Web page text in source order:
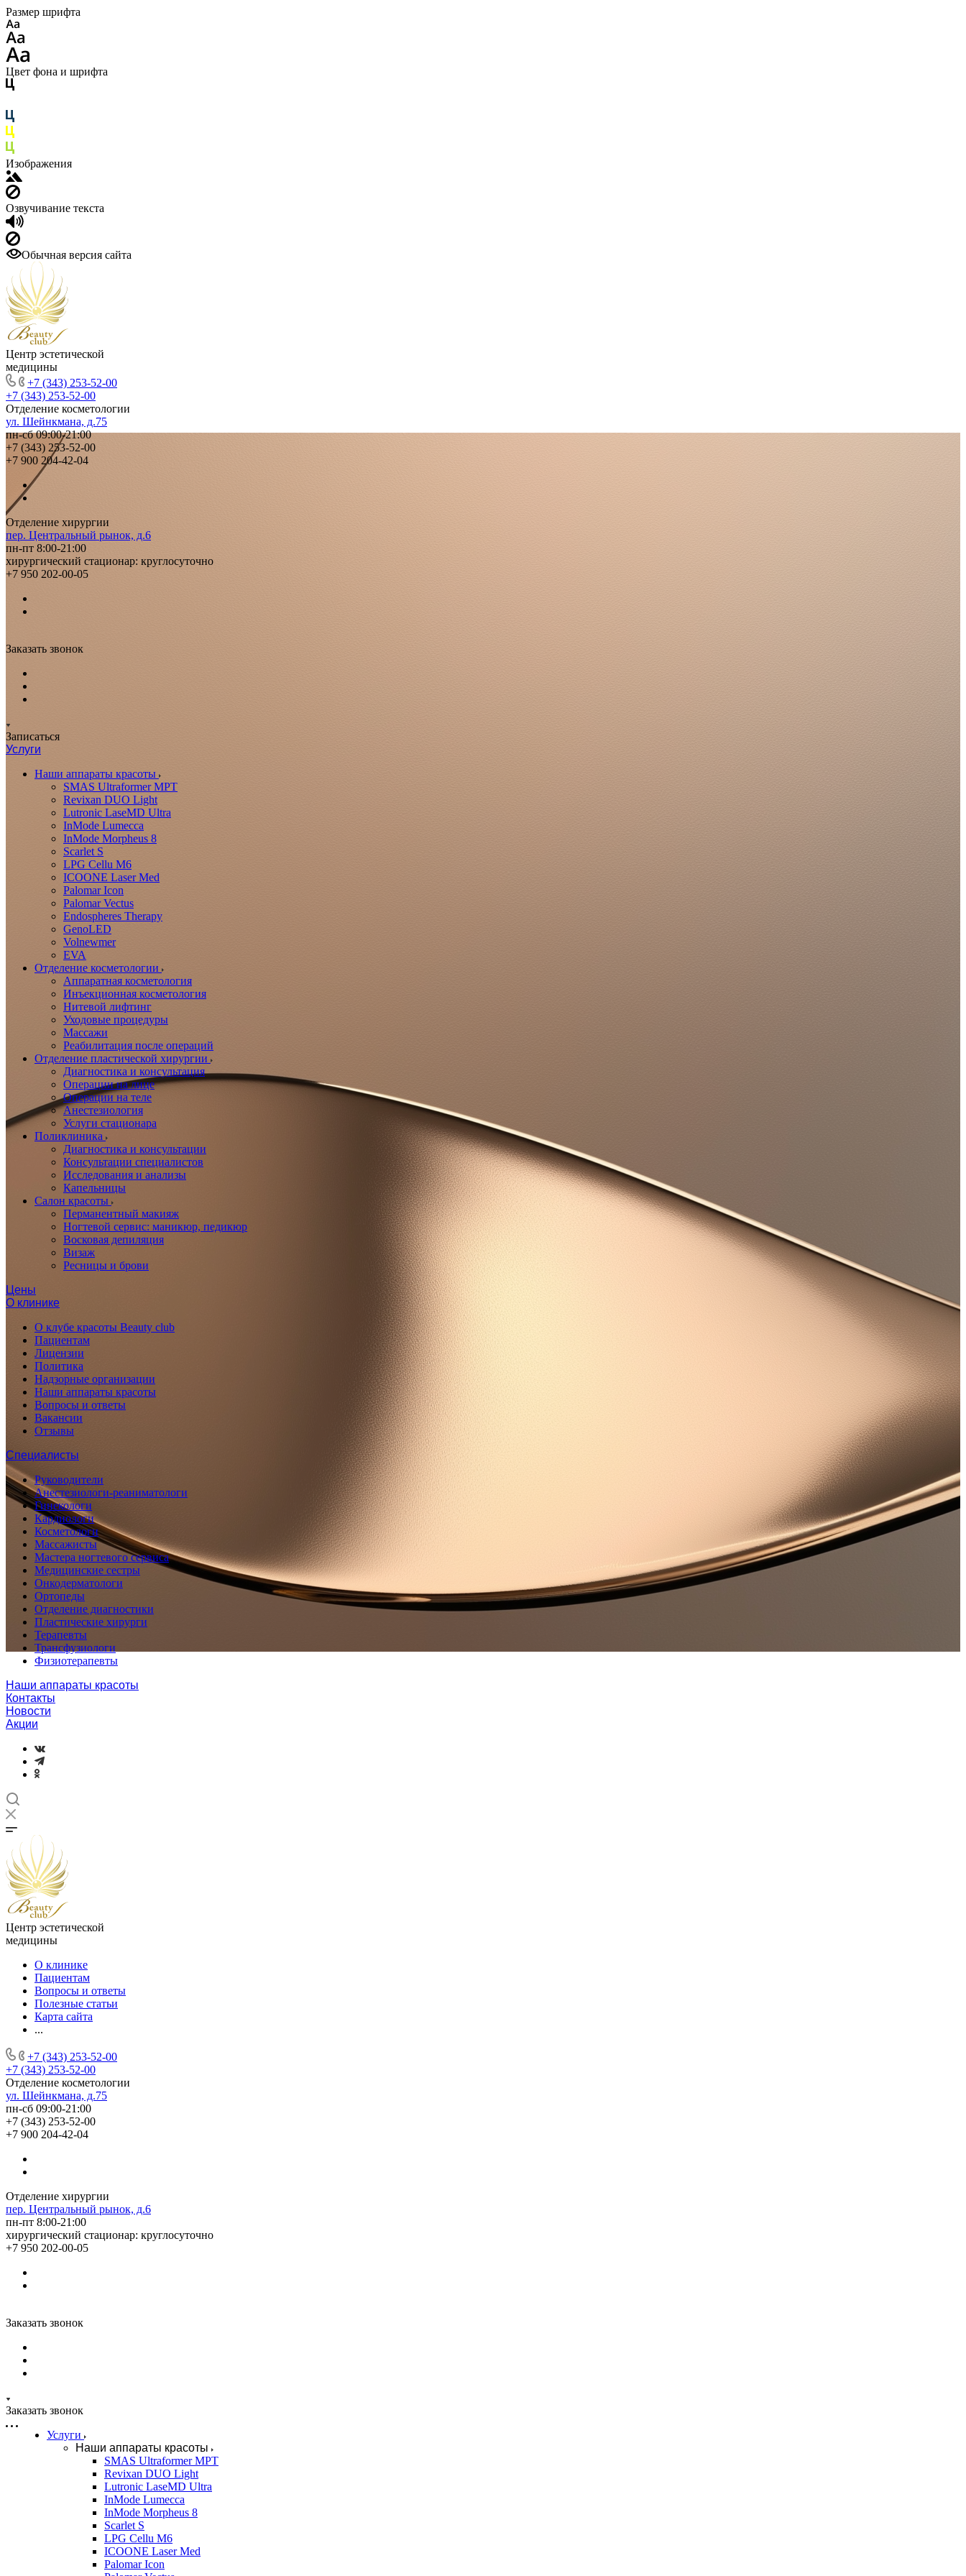
Размер шрифта
Цвет фона и шрифта
Изображения
Озвучивание текста
Обычная версия сайта
Центр эстетической
медицины
+7 (343) 253-52-00
+7 (343) 253-52-00
Отделение косметологии
ул. Шейнкмана, д.75
пн-сб 09:00-21:00
+7 (343) 253-52-00
+7 900 204-42-04
Отделение хирургии
пер. Центральный рынок, д.6
пн-пт 8:00-21:00
хирургический стационар: круглосуточно
+7 950 202-00-05
Заказать звонок
Записаться
Услуги
Наши аппараты красоты
SMAS Ultraformer MPT
Revixan DUO Light
Lutronic LaseMD Ultra
InMode Lumecca
InMode Morpheus 8
Scarlet S
LPG Cellu M6
ICOONE Laser Med
Palomar Icon
Palomar Vectus
Endospheres Therapy
GenoLED
Volnewmer
EVA
Отделение косметологии
Аппаратная косметология
Инъекционная косметология
Нитевой лифтинг
Уходовые процедуры
Массажи
Реабилитация после операций
Отделение пластической хирургии
Диагностика и консультация
Операции на лице
Операции на теле
Анестезиология
Услуги стационара
Поликлиника
Диагностика и консультации
Консультации специалистов
Исследования и анализы
Капельницы
Салон красоты
Перманентный макияж
Ногтевой сервис: маникюр, педикюр
Восковая депиляция
Визаж
Ресницы и брови
Цены
О клинике
О клубе красоты Beauty club
Пациентам
Лицензии
Политика
Надзорные организации
Наши аппараты красоты
Вопросы и ответы
Вакансии
Отзывы
Специалисты
Руководители
Анестезиологи-реаниматологи
Гинекологи
Кардиологи
Косметологи
Массажисты
Мастера ногтевого сервиса
Медицинские сестры
Онкодерматологи
Ортопеды
Отделение диагностики
Пластические хирурги
Терапевты
Трансфузиологи
Физиотерапевты
Наши аппараты красоты
Контакты
Новости
Акции
Центр эстетической
медицины
О клинике
Пациентам
Вопросы и ответы
Полезные статьи
Карта сайта
...
+7 (343) 253-52-00
+7 (343) 253-52-00
Отделение косметологии
ул. Шейнкмана, д.75
пн-сб 09:00-21:00
+7 (343) 253-52-00
+7 900 204-42-04
Отделение хирургии
пер. Центральный рынок, д.6
пн-пт 8:00-21:00
хирургический стационар: круглосуточно
+7 950 202-00-05
Заказать звонок
Заказать звонок
Услуги
Наши аппараты красоты
SMAS Ultraformer MPT
Revixan DUO Light
Lutronic LaseMD Ultra
InMode Lumecca
InMode Morpheus 8
Scarlet S
LPG Cellu M6
ICOONE Laser Med
Palomar Icon